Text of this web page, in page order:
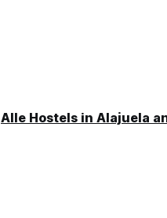
Alle Hostels in Alajuela